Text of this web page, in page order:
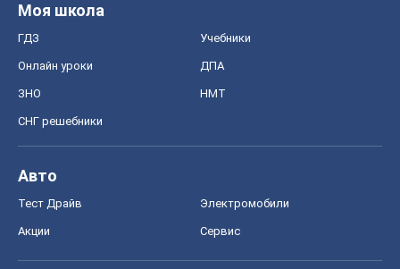
Моя школа
ГДЗ Учебники
Онлайн уроки ДПА
ЗНО НМТ
СНГ решебники
Авто
Тест Драйв Электромобили
Акции Сервис